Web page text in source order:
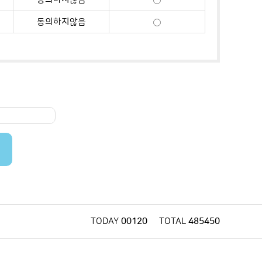
동의하지않음
TODAY 00120 TOTAL 485450